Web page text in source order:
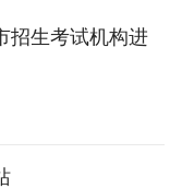
招生考试机构进